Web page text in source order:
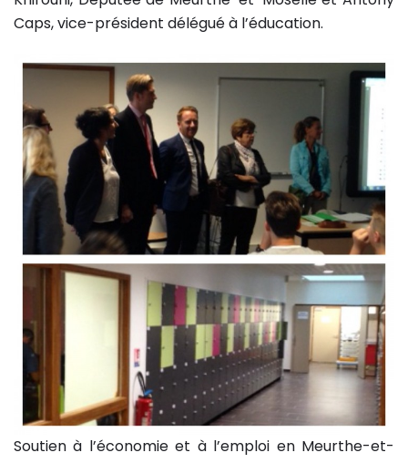
Caps, vice-président délégué à l’éducation.
Soutien à l’économie et à l’emploi en Meurthe-et-